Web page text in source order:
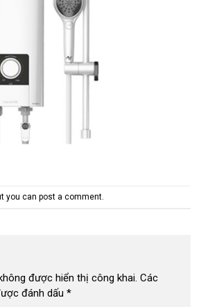
you can post a comment.
được hiển thị công khai. Các
đánh dấu *